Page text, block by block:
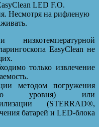
LED F.O.
Несмотря на рифленую
EasyClean не
только извлечение
методом погружения
уровня) или
(STERRAD®,
батарей и LED-блока